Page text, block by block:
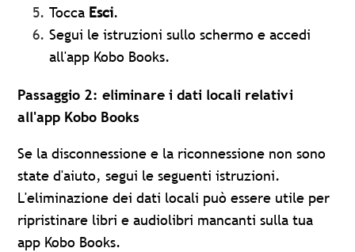
Tocca Esci.
Segui le istruzioni sullo schermo e accedi
all'app Kobo Books.
Passaggio 2: eliminare i dati locali relativi
all'app Kobo Books
Se la disconnessione e la riconnessione non sono
state d'aiuto, segui le seguenti istruzioni.
L'eliminazione dei dati locali può essere utile per
ripristinare libri e audiolibri mancanti sulla tua
app Kobo Books.